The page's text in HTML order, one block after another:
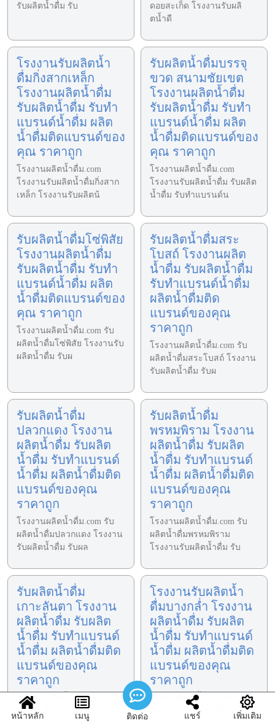
รับผลิตน้ำดื่ม รับ
ดอยสะเก็ด โรงงานรับผลิ
ตน้ำดื
โรงงานรับผลิตน้ำ
ดื่มกิ่งสากเหล็ก
โรงงานผลิตน้ำดื่ม
รับผลิตน้ำดื่ม รับทำ
แบรนด์น้ำดื่ม ผลิต
น้ำดื่มติดแบรนด์ของ
คุณ ราคาถูก
โรงงานผลิตน้ำดื่ม.com
โรงงานรับผลิตน้ำดื่มกิ่งสาก
เหล็ก โรงงานรับผลิตน้
รับผลิตน้ำดื่มบรรจุ
ขวด สนามชัยเขต
โรงงานผลิตน้ำดื่ม
รับผลิตน้ำดื่ม รับทำ
แบรนด์น้ำดื่ม ผลิต
น้ำดื่มติดแบรนด์ของ
คุณ ราคาถูก
โรงงานผลิตน้ำดื่ม.com
โรงงานรับผลิตน้ำดื่ม รับผลิต
น้ำดื่ม รับทำแบรนด์น
รับผลิตน้ำดื่มโซ่พิสัย
โรงงานผลิตน้ำดื่ม
รับผลิตน้ำดื่ม รับทำ
แบรนด์น้ำดื่ม ผลิต
น้ำดื่มติดแบรนด์ของ
คุณ ราคาถูก
โรงงานผลิตน้ำดื่ม.com รับ
ผลิตน้ำดื่มโซ่พิสัย โรงงานรับ
ผลิตน้ำดื่ม รับผ
รับผลิตน้ำดื่มสระ
โบสถ์ โรงงานผลิต
น้ำดื่ม รับผลิตน้ำดื่ม
รับทำแบรนด์น้ำดื่ม
ผลิตน้ำดื่มติด
แบรนด์ของคุณ
ราคาถูก
โรงงานผลิตน้ำดื่ม.com รับ
ผลิตน้ำดื่มสระโบสถ์ โรงงาน
รับผลิตน้ำดื่ม รับผ
รับผลิตน้ำดื่ม
ปลวกแดง โรงงาน
ผลิตน้ำดื่ม รับผลิต
น้ำดื่ม รับทำแบรนด์
น้ำดื่ม ผลิตน้ำดื่มติด
แบรนด์ของคุณ
ราคาถูก
โรงงานผลิตน้ำดื่ม.com รับ
ผลิตน้ำดื่มปลวกแดง โรงงาน
รับผลิตน้ำดื่ม รับผล
รับผลิตน้ำดื่ม
พรหมพิราม โรงงาน
ผลิตน้ำดื่ม รับผลิต
น้ำดื่ม รับทำแบรนด์
น้ำดื่ม ผลิตน้ำดื่มติด
แบรนด์ของคุณ
ราคาถูก
โรงงานผลิตน้ำดื่ม.com รับ
ผลิตน้ำดื่มพรหมพิราม
โรงงานรับผลิตน้ำดื่ม รับ
รับผลิตน้ำดื่ม
เกาะลันตา โรงงาน
ผลิตน้ำดื่ม รับผลิต
น้ำดื่ม รับทำแบรนด์
น้ำดื่ม ผลิตน้ำดื่มติด
แบรนด์ของคุณ
ราคาถูก
โรงงานผลิตน้ำดื่ม.com รับ
ผลิตน้ำดื่มเกาะลันตา
โรงงานรับผลิตน้ำ
ดื่มบางกล่ำ โรงงาน
ผลิตน้ำดื่ม รับผลิต
น้ำดื่ม รับทำแบรนด์
น้ำดื่ม ผลิตน้ำดื่มติด
แบรนด์ของคุณ
ราคาถูก
โรงงานผลิตน้ำดื่ม.com
โรงงานรับผลิตน้ำดื่มบางกล่ำ
หน้าหลัก เมนู ติดต่อ แชร์ เพิ่มเติม